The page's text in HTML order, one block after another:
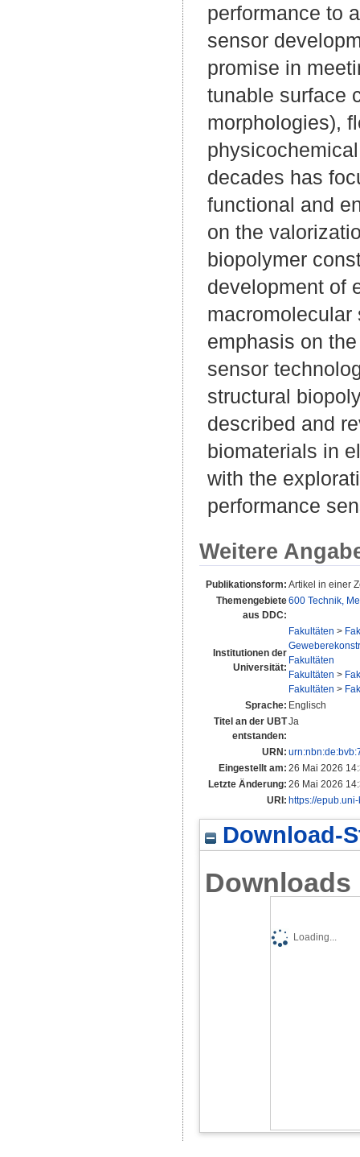
performance to
sensor
promise in
tunable surface
morphologies),
decades has
functional and
on the
biopolymer
development of
macromolecular
emphasis on
sensor
structural
described and
biomaterials in
with the
performance
Weitere
Publikationsform: Artikel in einer
Themengebiete
aus DDC:
600 Technik,
Institutionen der
Universität:
Fakultäten >
Fakultäten
Fakultäten >
Fakultäten >
Sprache: Englisch
Titel an der UBT
entstanden:
Ja
URN:
Eingestellt am: 26 Mai 2026
Letzte Änderung: 26 Mai 2026
URI: https://
Download-
Downloads
Loading...